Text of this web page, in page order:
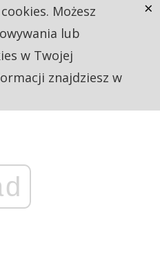
Możesz
lub
w Twojej
znajdziesz w
×